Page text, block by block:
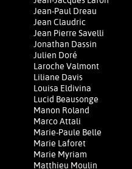
Jean-Paul Dreau
Jean Claudric
Jean Pierre Savelli
Jonathan Dassin
Julien Doré
Laroche Valmont
Liliane Davis
Louisa Eldivina
Lucid Beausonge
Manon Roland
Marco Attali
Marie-Paule Belle
Marie Laforêt
Marie Myriam
Matthieu Moulin